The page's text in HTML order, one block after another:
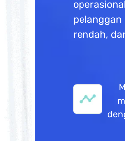
pelanggan
rendah,